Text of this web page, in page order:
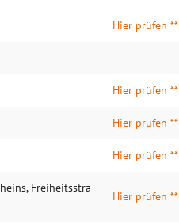
Hier prüfen **
Hier prüfen **
Hier prüfen **
Hier prüfen **
Frei­heits­stra­
Hier prüfen **